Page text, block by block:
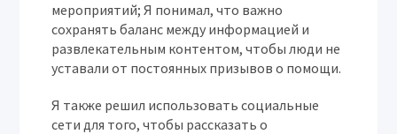
мероприятий; Я понимал, что важно
сохранять баланс между информацией и
развлекательным контентом, чтобы люди не
уставали от постоянных призывов о помощи.
Я также решил использовать социальные
сети для того, чтобы рассказать о